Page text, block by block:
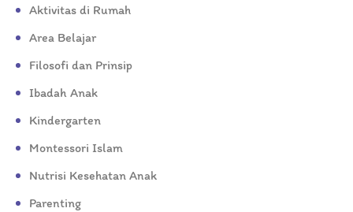
Aktivitas di Rumah
Area Belajar
Filosofi dan Prinsip
Ibadah Anak
Kindergarten
Montessori Islam
Nutrisi Kesehatan Anak
Parenting